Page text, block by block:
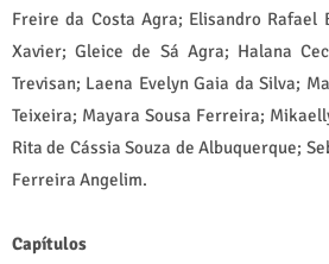
Freire da Costa Agra; Elisandro Rafael
Xavier; Gleice de Sá Agra; Halana
Trevisan; Laena Evelyn Gaia da Silva;
Teixeira; Mayara Sousa Ferreira;
Rita de Cássia Souza de Albuquerque;
Ferreira Angelim.
Capítulos